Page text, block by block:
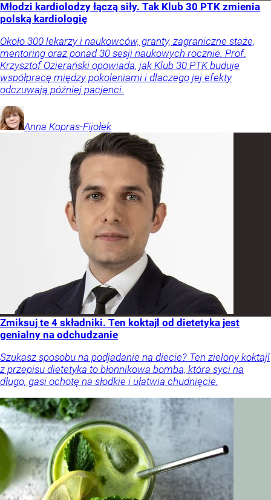
Młodzi kardiolodzy łączą siły. Tak Klub 30 PTK zmienia
polską kardiologię
Około 300 lekarzy i naukowców, granty, zagraniczne staże,
mentoring oraz ponad 30 sesji naukowych rocznie. Prof.
Krzysztof Ozierański opowiada, jak Klub 30 PTK buduje
współpracę między pokoleniami i dlaczego jej efekty
odczuwają później pacjenci.
Anna Kopras-Fijołek
Zmiksuj te 4 składniki. Ten koktajl od dietetyka jest
genialny na odchudzanie
Szukasz sposobu na podjadanie na diecie? Ten zielony koktajl
z przepisu dietetyka to błonnikowa bomba, która syci na
długo, gasi ochotę na słodkie i ułatwia chudnięcie.